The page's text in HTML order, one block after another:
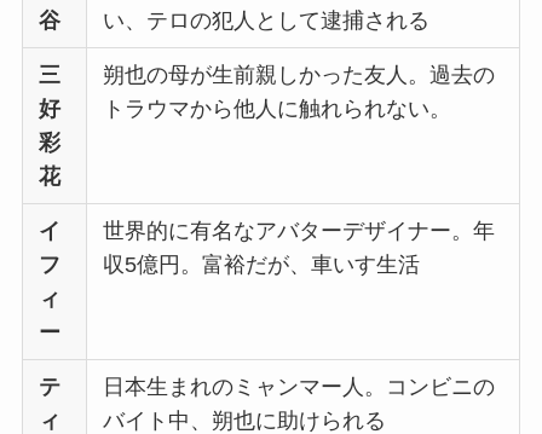
谷
い、テロの犯人として逮捕される
三
好
彩
花
朔也の母が生前親しかった友人。過去の
トラウマから他人に触れられない。
イ
フ
ィ
ー
世界的に有名なアバターデザイナー。年
収5億円。富裕だが、車いす生活
テ
ィ
日本生まれのミャンマー人。コンビニの
バイト中、朔也に助けられる